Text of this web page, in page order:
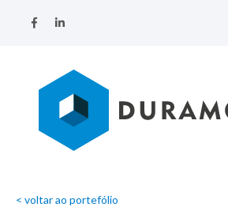
< voltar ao portefólio